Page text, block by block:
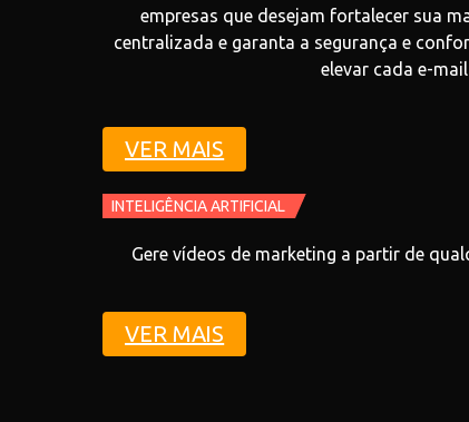
empresas que desejam fortalecer sua
centralizada e garanta a segurança e
elevar cada e-
VER MAIS
INTELIGÊNCIA ARTIFICIAL
Gere vídeos de marketing a partir de
VER MAIS